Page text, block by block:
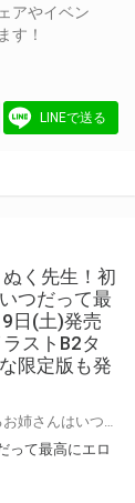
アやイベン
す！
LINEで送る
く先生！初
つだって最
日(土)発売
ストB2タ
限定版も発
って最高にエロ